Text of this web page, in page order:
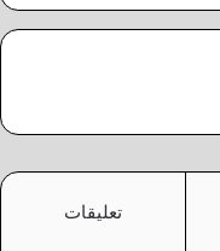
تعليقات